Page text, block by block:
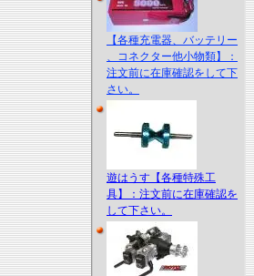
【各種充電器、バッテリー
、コネクター他小物類】：
注文前に在庫確認をして下
さい。
遊はうす【各種特殊工
具】：注文前に在庫確認を
して下さい。